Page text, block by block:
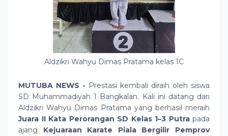
Aldzikri Wahyu Dimas Pratama kelas 1C
MUTUBA NEWS - Prestasi kembali diraih oleh siswa
SD Muhammadiyah 1 Bangkalan. Kali ini datang dari
Aldzikri Wahyu Dimas Pratama yang berhasil meraih
Juara II Kata Perorangan SD Kelas 1–3 Putrapada
ajang Kejuaraan Karate Piala Bergilir Pemprov